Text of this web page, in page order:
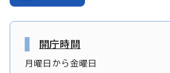
開庁時間
月曜日から金曜日